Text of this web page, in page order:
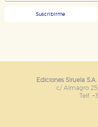
Suscribirme
Ediciones Siruela
c/ Almagro
Telf.